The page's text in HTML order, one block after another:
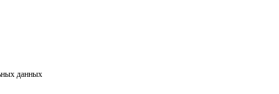
данных